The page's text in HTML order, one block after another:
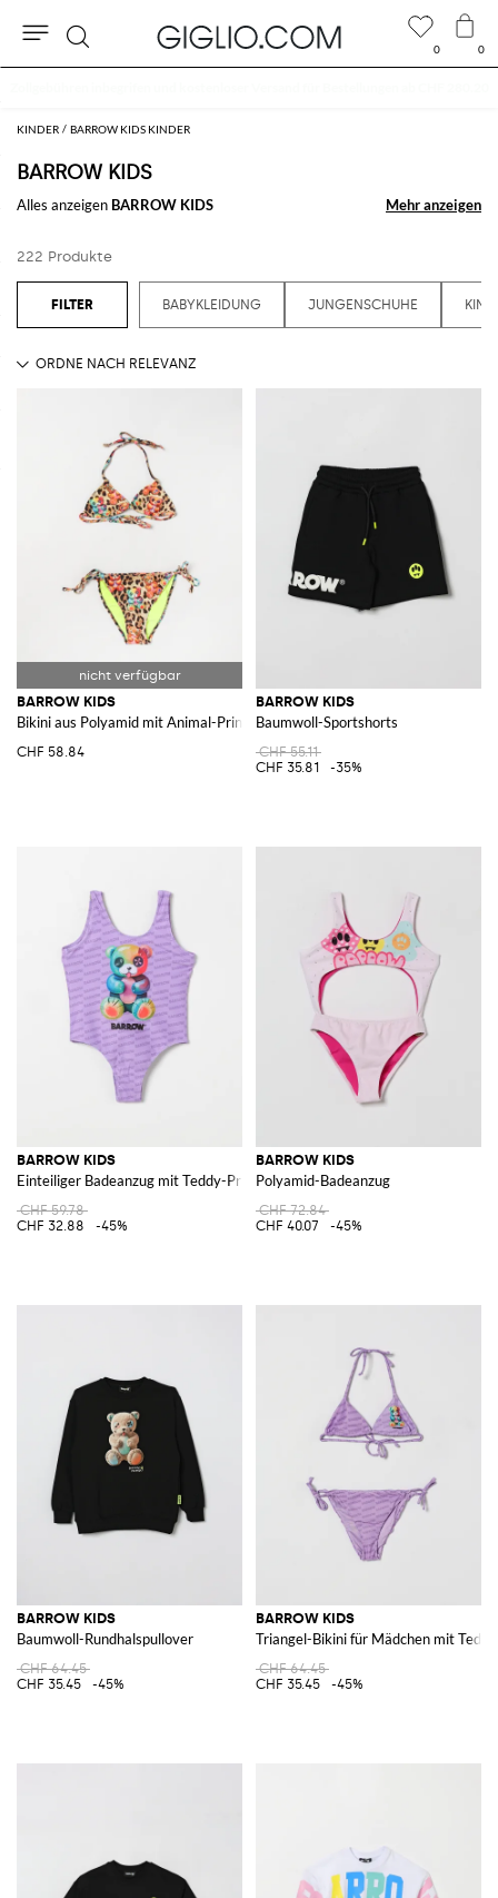
KINDER BARROW KIDS KINDER
BARROW KIDS
Alles anzeigen BARROW KIDS Mehr anzeigen
Mehr anzeigen
222 Produkte
BABYKLEIDUNG JUNGENSCHUHE
BARROW KIDS
Bikini aus Polyamid mit Animal-Print
CHF 58.84
BARROW KIDS
Baumwoll-Sportshorts
CHF 55.11
CHF 35.81
-35%
BARROW KIDS
Einteiliger Badeanzug mit Teddy-Print
CHF 59.78
CHF 32.88
-45%
BARROW KIDS
Polyamid-Badeanzug
CHF 72.84
CHF 40.07
-45%
BARROW KIDS
Baumwoll-Rundhalspullover
CHF 64.45
CHF 35.45
-45%
BARROW KIDS
Triangel-Bikini für Mädchen mit
CHF 64.45
CHF 35.45
-45%
0 0
Suche